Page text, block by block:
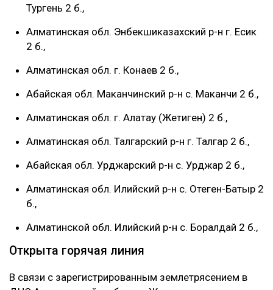
Тургень 2 б.,
Алматинская обл. Энбекшиказахский р-н г. Есик
2 б.,
Алматинская обл. г. Конаев 2 б.,
Абайская обл. Маканчинский р-н с. Маканчи 2 б.,
Алматинская обл. г. Алатау (Жетиген) 2 б.,
Алматинская обл. Талгарский р-н г. Талгар 2 б.,
Абайская обл. Урджарский р-н с. Урджар 2 б.,
Алматинская обл. Илийский р-н с. Отеген-Батыр 2
б.,
Алматинской обл. Илийский р-н с. Боралдай 2 б.,
Открыта горячая линия
В связи с зарегистрированным землетрясением в